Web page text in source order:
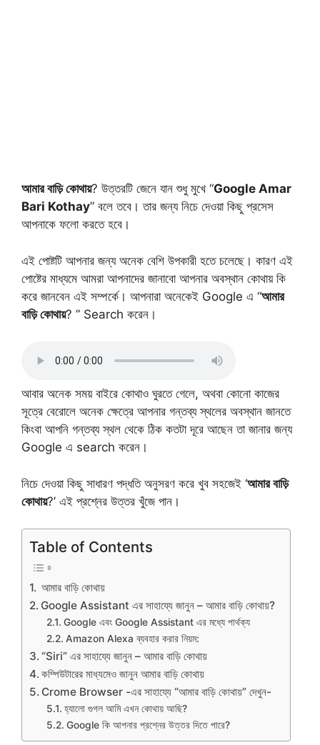
আমার বাড়ি কোথায়? উত্তরটি জেনে যান শুধু মুখে “Google Amar
Bari Kothay” বলে তবে। তার জন্য নিচে দেওয়া কিছু প্রসেস
আপনাকে ফলো করতে হবে।
এই পোষ্টটি আপনার জন্য অনেক বেশি উপকারী হতে চলেছে। কারণ এই
পোষ্টের মাধ্যমে আমরা আপনাদের জানাবো আপনার অবস্থান কোথায় কি
করে জানবেন এই সম্পর্কে। আপনারা অনেকেই Google এ “আমার
বাড়ি কোথায়? ” Search করেন।
আবার অনেক সময় বাইরে কোথাও ঘুরতে গেলে, অথবা কোনো কাজের
সূত্রে বেরোলে অনেক ক্ষেত্রে আপনার গন্তব্য স্থলের অবস্থান জানতে
কিংবা আপনি গন্তব্য স্থল থেকে ঠিক কতটা দূরে আছেন তা জানার জন্য
Google এ search করেন।
নিচে দেওয়া কিছু সাধারণ পদ্ধতি অনুসরণ করে খুব সহজেই ‘আমার বাড়ি
কোথায়?’ এই প্রশ্নের উত্তর খুঁজে পান।
Table of Contents
আমার বাড়ি কোথায়
Google Assistant এর সাহায্যে জানুন – আমার বাড়ি কোথায়?
Google এবং Google Assistant এর মধ্যে পার্থক্য
Amazon Alexa ব্যবহার করার নিয়ম:
“Siri” এর সাহায্যে জানুন – আমার বাড়ি কোথায়
কম্পিউটারের মাধ্যমেও জানুন আমার বাড়ি কোথায়
Crome Browser -এর সাহায্যে “আমার বাড়ি কোথায়” দেখুন-
হ্যালো গুগল আমি এখন কোথায় আছি?
Google কি আপনার প্রশ্নের উত্তর দিতে পারে?